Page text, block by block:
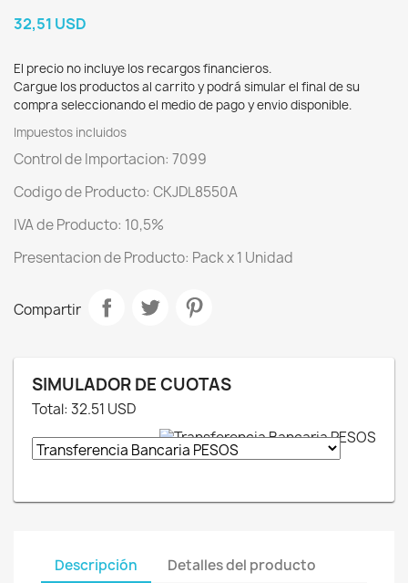
32,51 USD
El precio no incluye los recargos financieros.
Cargue los productos al carrito y podrá simular el final de su
compra seleccionando el medio de pago y envio disponible.
Impuestos incluidos
Control de Importacion: 7099
Codigo de Producto: CKJDL8550A
IVA de Producto: 10,5%
Presentacion de Producto: Pack x 1 Unidad
Compartir
SIMULADOR DE CUOTAS
Total: 32.51 USD
Descripción Detalles del producto